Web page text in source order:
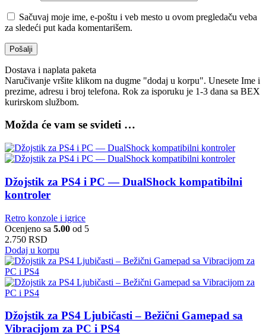
Sačuvaj moje ime, e-poštu i veb mesto u ovom pregledaču veba
za sledeći put kada komentarišem.
Dostava i naplata paketa
Naručivanje vršite klikom na dugme "dodaj u korpu". Unesete Ime i
prezime, adresu i broj telefona. Rok za isporuku je 1-3 dana sa BEX
kurirskom službom.
Možda će vam se svideti …
Džojstik za PS4 i PC — DualShock kompatibilni
kontroler
Retro konzole i igrice
Ocenjeno sa 5.00 od 5
2.750 RSD
Dodaj u korpu
Džojstik za PS4 Ljubičasti – Bežični Gamepad sa
Vibracijom za PC i PS4